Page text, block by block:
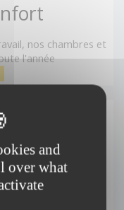
nos chambres et
l'année
and
over what